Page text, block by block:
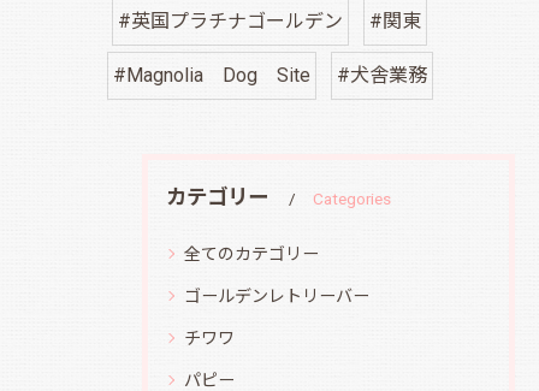
#英国プラチナゴールデン #関東
#Magnolia Dog Site #犬舎業務
カテゴリー Categories
全てのカテゴリー
ゴールデンレトリーバー
チワワ
パピー